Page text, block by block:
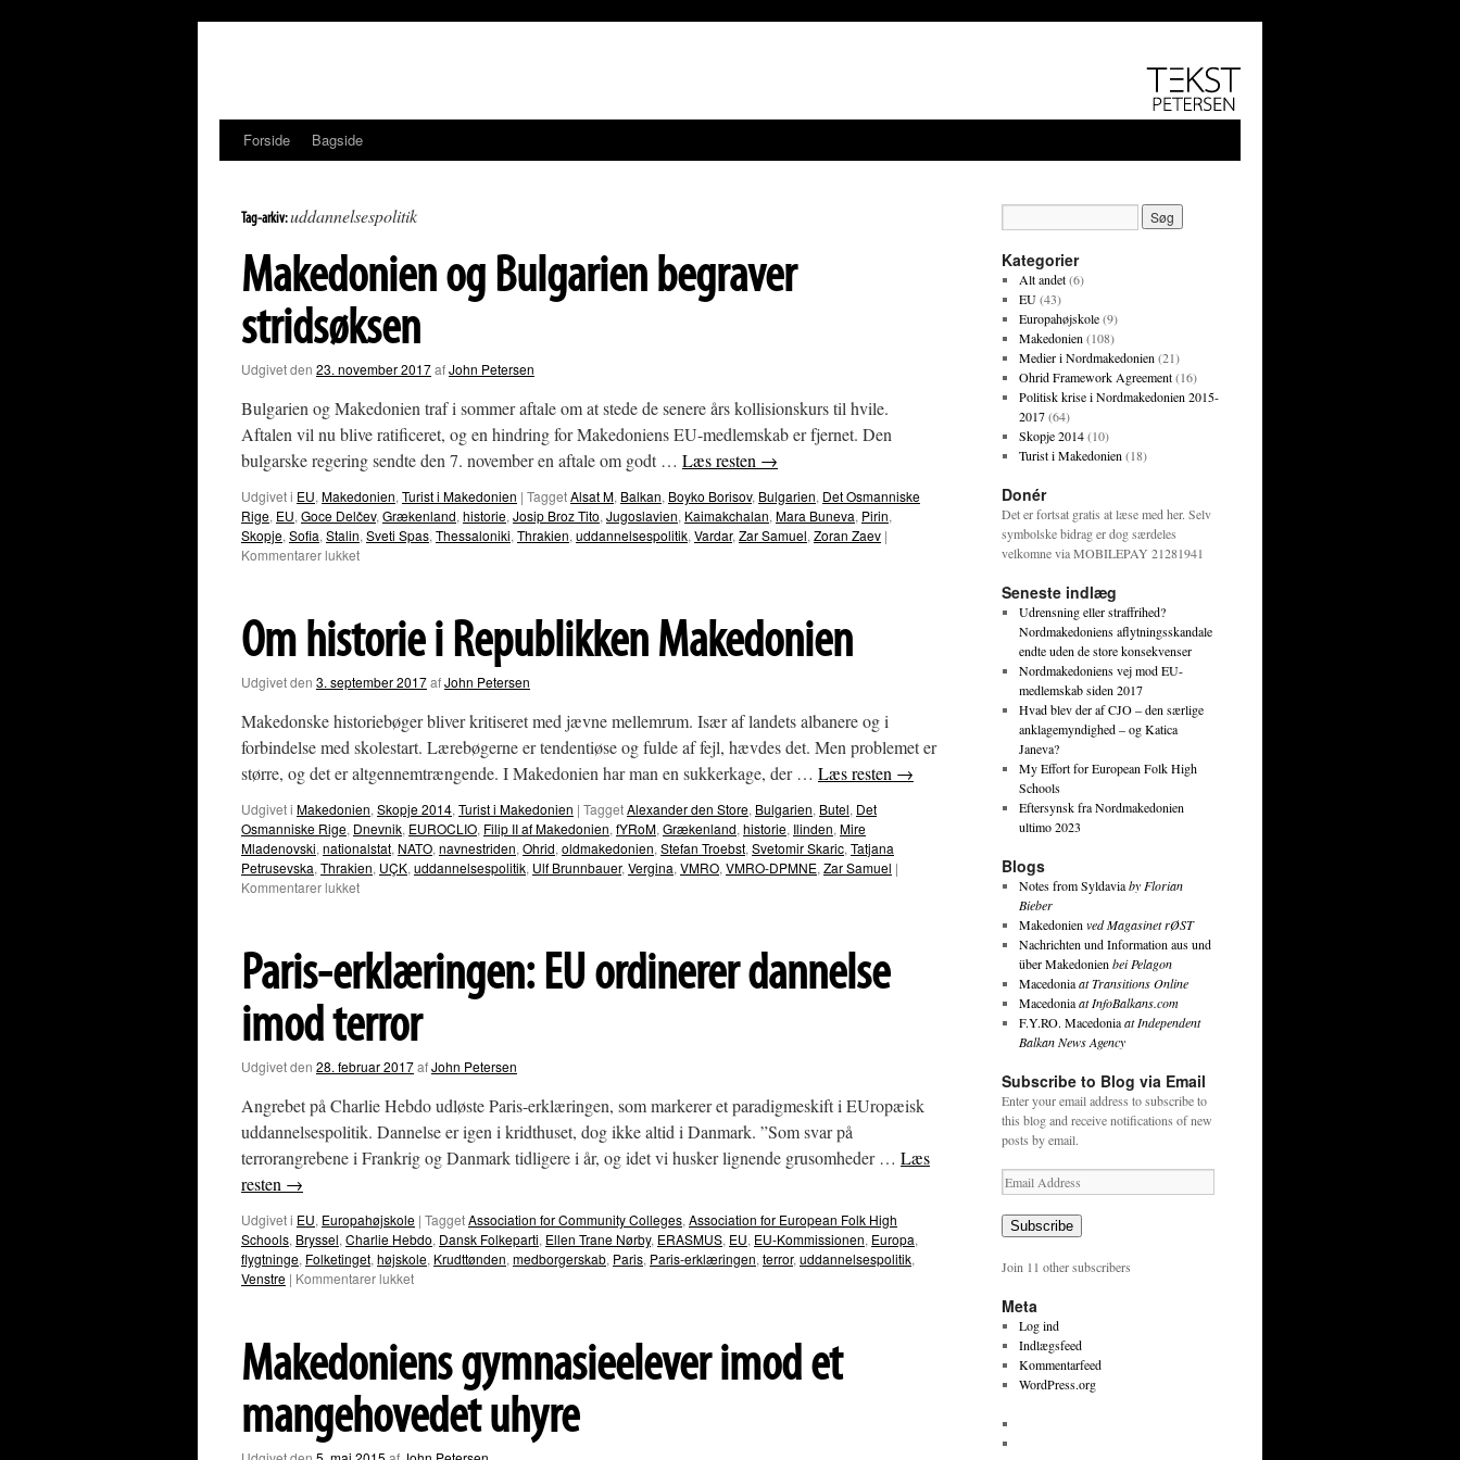
Forside Bagside
Tag-arkiv:uddannelsespolitik
Makedonien og Bulgarien begraver
stridsøksen
Udgivet den 23. november 2017afJohn Petersen
Bulgarien og Makedonien traf i sommer aftale om at stede de senere års kollisionskurs til hvile.
Aftalen vil nu blive ratificeret, og en hindring for Makedoniens EU-medlemskab er fjernet. Den
bulgarske regering sendte den 7. november en aftale om godt … Læs resten →
Udgivet i EU, Makedonien, Turist i Makedonien | TaggetAlsat M, Balkan, Boyko Borisov, Bulgarien, Det Osmanniske
Rige, EU, Goce Delčev, Grækenland, historie, Josip Broz Tito, Jugoslavien, Kaimakchalan, Mara Buneva, Pirin,
Skopje, Sofia, Stalin, Sveti Spas, Thessaloniki, Thrakien, uddannelsespolitik, Vardar, Zar Samuel, Zoran Zaev |
Kommentarer lukkettil
begraver
stridsøksen
Om historie i Republikken Makedonien
Udgivet den 3. september 2017afJohn Petersen
Makedonske historiebøger bliver kritiseret med jævne mellemrum. Især af landets albanere og i
forbindelse med skolestart. Lærebøgerne er tendentiøse og fulde af fejl, hævdes det. Men problemet er
større, og det er altgennemtrængende. I Makedonien har man en sukkerkage, der … Læs resten →
Udgivet i Makedonien, Skopje 2014, Turist i Makedonien | TaggetAlexander den Store, Bulgarien, Butel, Det
Osmanniske Rige, Dnevnik, EUROCLIO, Filip II af Makedonien, fYRoM, Grækenland, historie, Ilinden, Mire
Mladenovski, nationalstat, NATO, navnestriden, Ohrid, oldmakedonien, Stefan Troebst, Svetomir Skaric, Tatjana
Petrusevska, Thrakien, UÇK, uddannelsespolitik, Ulf Brunnbauer, Vergina, VMRO, VMRO-DPMNE, Zar Samuel |
Kommentarer lukkettil
Republikken
Makedonien
Paris-erklæringen: EU ordinerer dannelse
imod terror
Udgivet den 28. februar 2017afJohn Petersen
Angrebet på Charlie Hebdo udløste Paris-erklæringen, som markerer et paradigmeskift i EUropæisk
uddannelsespolitik. Dannelse er igen i kridthuset, dog ikke altid i Danmark. ”Som svar på
terrorangrebene i Frankrig og Danmark tidligere i år, og idet vi husker lignende grusomheder … Læs
resten →
Udgivet i EU, Europahøjskole | TaggetAssociation for Community Colleges, Association for European Folk High
Schools, Bryssel, Charlie Hebdo, Dansk Folkeparti, Ellen Trane Nørby, ERASMUS, EU, EU-Kommissionen, Europa,
flygtninge, Folketinget, højskole, Krudttønden, medborgerskab, Paris, Paris-erklæringen, terror, uddannelsespolitik,
Venstre | Kommentarer lukkettil
ordinerer
dannelse
terror
Makedoniens gymnasieelever imod et
mangehovedet uhyre
Kategorier
Alt andet(6)
EU(43)
Europahøjskole(9)
Makedonien (108)
Medier i Nordmakedonien (21)
Ohrid Framework Agreement(16)
Politisk krise i Nordmakedonien 2015-
2017(64)
Skopje 2014(10)
Turist i Makedonien (18)
Donér
Det er fortsat gratis at læse med her. Selv
symbolske bidrag er dog særdeles
velkomne via MOBILEPAY 21281941
Seneste indlæg
Udrensning eller straffrihed?
Nordmakedoniens aflytningsskandale
endte uden de store konsekvenser
Nordmakedoniens vej mod EU-
medlemskab siden 2017
Hvad blev der af CJO – den særlige
anklagemyndighed – og Katica
Janeva?
My Effort for European Folk High
Schools
Eftersynsk fra Nordmakedonien
ultimo 2023
Blogs
Notes from Syldaviaby Florian
Bieber
Makedonien ved Magasinet rØST
Nachrichten und Information aus und
über Makedonien bei Pelagon
Macedoniaat Transitions Online
Macedoniaat InfoBalkans.com
F.Y.RO. Macedoniaat Independent
Balkan News Agency
Subscribe to Blog via Email
Enter your email address to subscribe to
this blog and receive notifications of new
posts by email.
Email
Address
Subscribe
Join 11 other subscribers
Meta
Log ind
Indlægsfeed
Kommentarfeed
WordPress.org